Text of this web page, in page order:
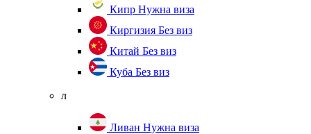
Кипр Нужна виза
Киргизия Без виз
Китай Без виз
Куба Без виз
л
Ливан Нужна виза